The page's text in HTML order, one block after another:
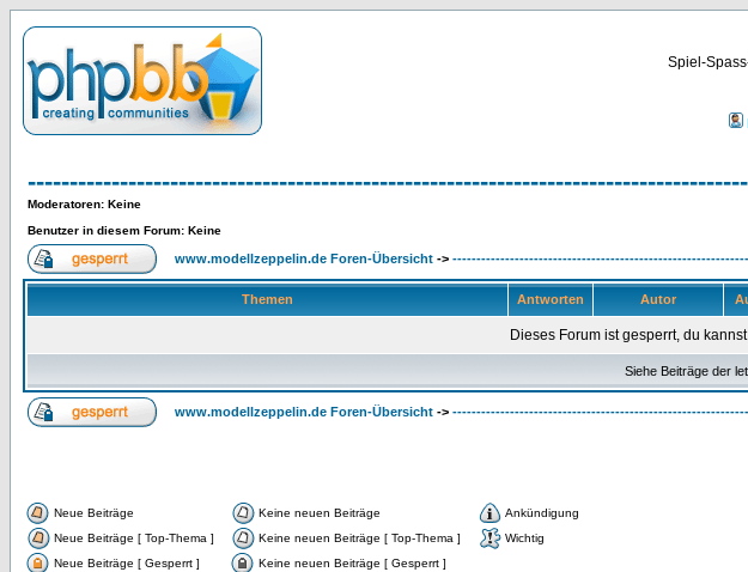
Spiel-
Moderatoren: Keine
Benutzer in diesem Forum: Keine
www.modellzeppelin.de Foren-Übersicht ->
Themen Antworten Autor
Dieses Forum ist gesperrt, du
Siehe Beiträge der
www.modellzeppelin.de Foren-Übersicht ->
Neue Beiträge Keine neuen Beiträge
Ankündigung
Neue Beiträge [ Top-Thema ]
Keine neuen Beiträge [ Top-Thema ]
Wichtig
Neue Beiträge [ Gesperrt ]
Keine neuen Beiträge [ Gesperrt ]